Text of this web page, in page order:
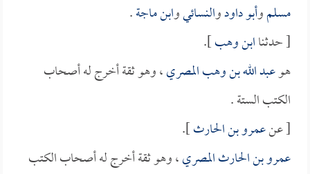
مسلموأبو داودوالنسائيوابن ماجة.
[ حدثناابن وهب].
هوعبد الله بن وهب المصري، وهو ثقة أخرج له أصحاب
الكتب الستة .
[ عنعمرو بن الحارث].
عمرو بن الحارث المصري، وهو ثقة أخرج له أصحاب الكتب